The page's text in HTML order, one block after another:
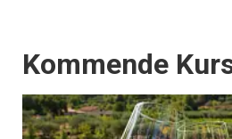
Events
Kommende